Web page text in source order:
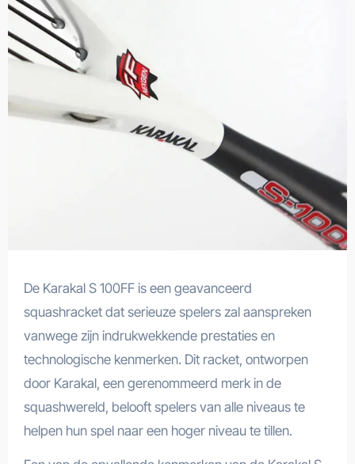
De Karakal S 100FF is een geavanceerd
squashracket dat serieuze spelers zal aanspreken
vanwege zijn indrukwekkende prestaties en
technologische kenmerken. Dit racket, ontworpen
door Karakal, een gerenommeerd merk in de
squashwereld, belooft spelers van alle niveaus te
helpen hun spel naar een hoger niveau te tillen.